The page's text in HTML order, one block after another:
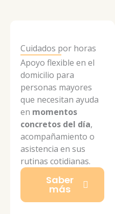
Cuidados por horas
Apoyo flexible en el
domicilio para
personas mayores
que necesitan ayuda
en momentos
concretos del día,
acompañamiento o
asistencia en sus
rutinas cotidianas.
Saber
más